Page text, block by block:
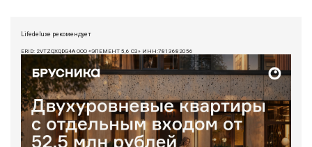
Lifedeluxe рекомендует
ERID: 2VTZQXQDG4A ООО «ЭЛЕМЕНТ 5,6 СЗ» ИНН:7813682056